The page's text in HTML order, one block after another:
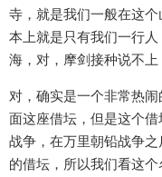
寺，就是我们一般在这
本上就是只有我们一行
海，对，摩剑接种说不上
对，确实是一个非常热
面这座借坛，但是这个
战争，在万里朝铅战争
的借坛，所以我们看这